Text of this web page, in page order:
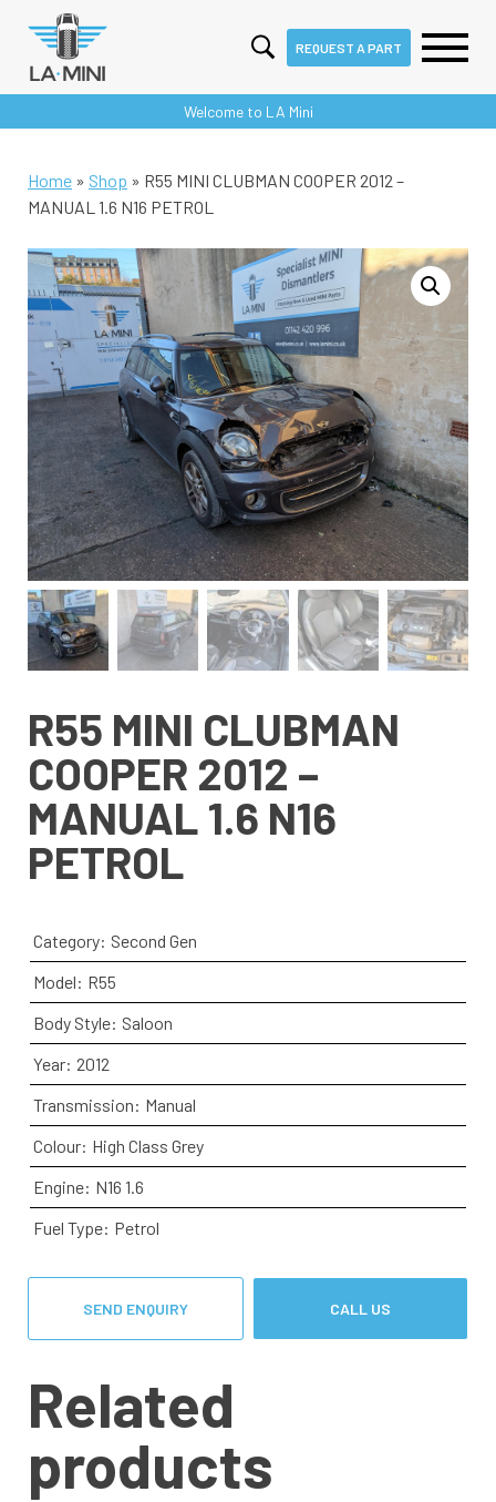
to
REQUEST A PART
Welcome to LA Mini
Home » Shop » R55 MINI CLUBMAN COOPER 2012 –
MANUAL 1.6 N16 PETROL
R55 MINI CLUBMAN
COOPER 2012 –
MANUAL 1.6 N16
PETROL
Category: Second Gen
Model: R55
Body Style: Saloon
Year: 2012
Transmission: Manual
Colour: High Class Grey
Engine: N16 1.6
Fuel Type: Petrol
SEND ENQUIRY CALL US
Related
products